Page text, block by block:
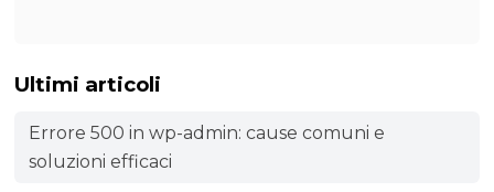
Ultimi articoli
Errore 500 in wp-admin: cause comuni e
soluzioni efficaci